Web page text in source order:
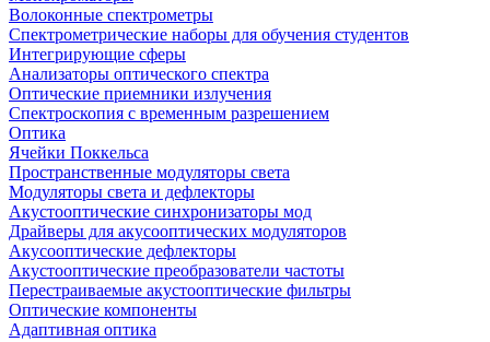
Волоконные спектрометры
Спектрометрические наборы для обучения студентов
Интегрирующие сферы
Анализаторы оптического спектра
Оптические приемники излучения
Спектроскопия с временным разрешением
Оптика
Ячейки Поккельса
Пространственные модуляторы света
Модуляторы света и дефлекторы
Акустооптические синхронизаторы мод
Драйверы для акусооптических модуляторов
Акусооптические дефлекторы
Акустооптические преобразователи частоты
Перестраиваемые акустооптические фильтры
Оптические компоненты
Адаптивная оптика